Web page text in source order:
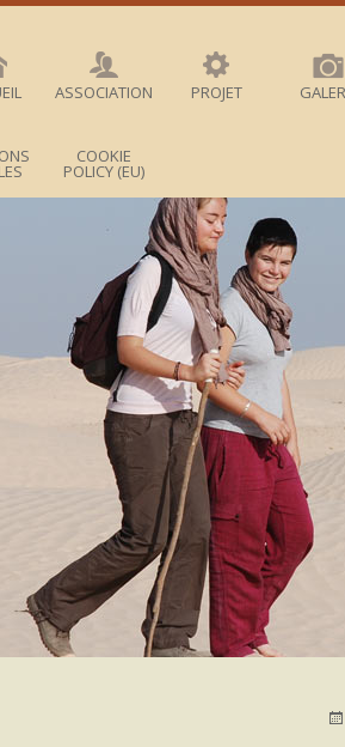
ASSOCIATION PROJET
COOKIE
POLICY (EU)